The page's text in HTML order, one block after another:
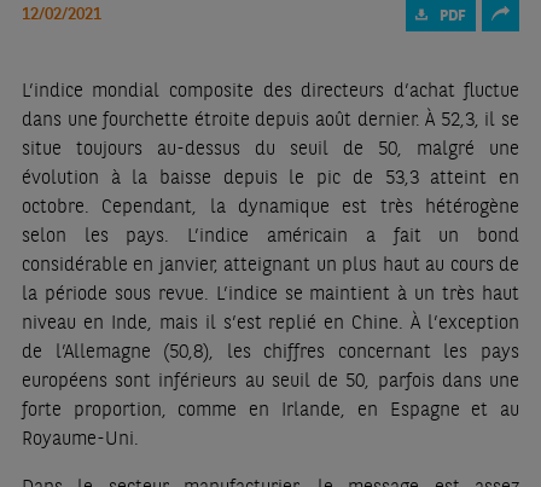
12/02/2021 PDF
L’indice mondial composite des directeurs d’achat fluctue
dans une fourchette étroite depuis août dernier. À 52,3, il se
situe toujours au-dessus du seuil de 50, malgré une
évolution à la baisse depuis le pic de 53,3 atteint en
octobre. Cependant, la dynamique est très hétérogène
selon les pays. L’indice américain a fait un bond
considérable en janvier, atteignant un plus haut au cours de
la période sous revue. L’indice se maintient à un très haut
niveau en Inde, mais il s’est replié en Chine. À l’exception
de l’Allemagne (50,8), les chiffres concernant les pays
européens sont inférieurs au seuil de 50, parfois dans une
forte proportion, comme en Irlande, en Espagne et au
Royaume-Uni.